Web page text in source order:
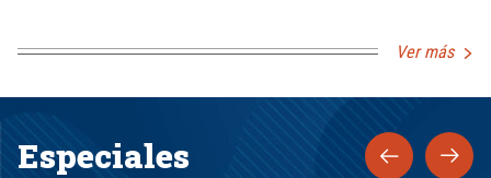
Ver más
Especiales